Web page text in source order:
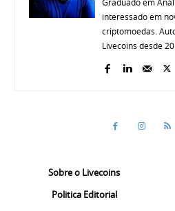
interessado em
criptomoedas.
Livecoins desde
Sobre o Livecoins
Politica Editorial